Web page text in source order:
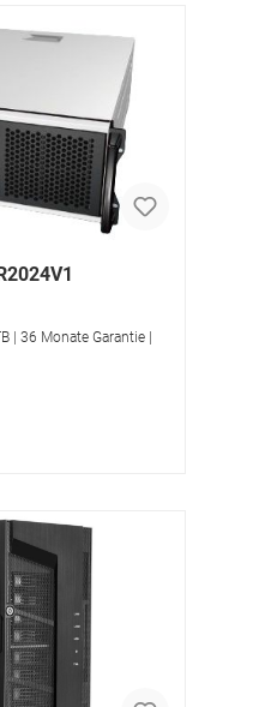
| 36 Monate Garantie |